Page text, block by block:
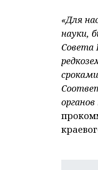
«Для
науки,
Совета